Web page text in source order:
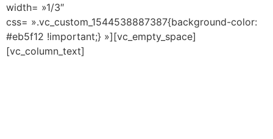
width= »1/3″
css= ».vc_custom_1544538887387{background-color:
#eb5f12 !important;} »][vc_empty_space]
[vc_column_text]